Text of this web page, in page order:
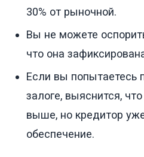
30% от рыночной.
Вы не можете
что она
Если вы попытаетесь
залоге, выяснится,
выше, но кредитор
обеспечение.